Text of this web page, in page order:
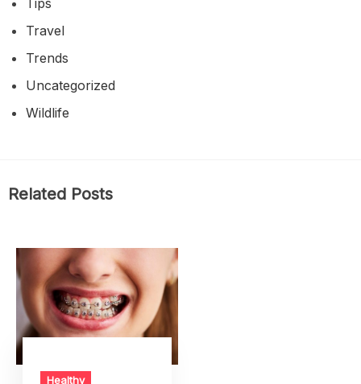
Tips
Travel
Trends
Uncategorized
Wildlife
Related Posts
Healthy